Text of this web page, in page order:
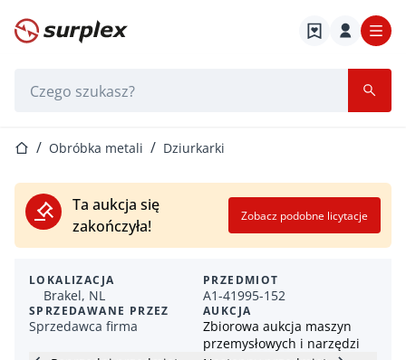
Strona główna
Strona główna
Obróbka metali Dziurkarki
Ta aukcja się
zakończyła!
Zobacz podobne licytacje
LOKALIZACJA
Brakel, NL
SPRZEDAWANE PRZEZ
Sprzedawca firma
PRZEDMIOT
A1-41995-152
AUKCJA
Zbiorowa aukcja maszyn
przemysłowych i narzędzi